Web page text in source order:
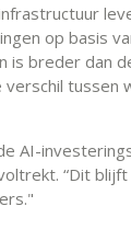
op basis
is breder dan
tussen
AI-
“Dit